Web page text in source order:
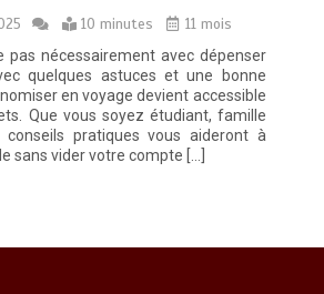
10 minutes
11 mois
pas nécessairement avec dépenser
quelques astuces et une bonne
en voyage devient accessible
Que vous soyez étudiant, famille
pratiques vous aideront à
sans vider votre compte […]
Paysagiste à Sainte-Eulalie : ce qui